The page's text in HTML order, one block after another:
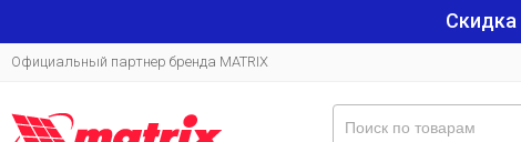
Скидка
Официальный партнер бренда MATRIX